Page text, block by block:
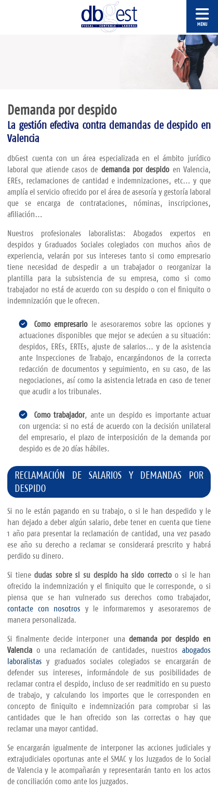
Demanda por despido
La gestión efectiva contra demandas de despido en
Valencia
dbGest cuenta con un área especializada en el ámbito jurídico
laboral que atiende casos de demanda por despido en Valencia,
EREs, reclamaciones de cantidad e indemnizaciones, etc... y que
amplía el servicio ofrecido por el área de asesoría y gestoría laboral
que se encarga de contrataciones, nóminas, inscripciones,
afiliación...
Nuestros profesionales laboralistas: Abogados expertos en
despidos y Graduados Sociales colegiados con muchos años de
experiencia, velarán por sus intereses tanto si como empresario
tiene necesidad de despedir a un trabajador o reorganizar la
plantilla para la subsistencia de su empresa, como si como
trabajador no está de acuerdo con su despido o con el finiquito o
indemnización que le ofrecen.
Como empresario le asesoraremos sobre las opciones y
actuaciones disponibles que mejor se adecúen a su situación:
despidos, EREs, ERTEs, ajuste de salarios... y de la asistencia
ante Inspecciones de Trabajo, encargándonos de la correcta
redacción de documentos y seguimiento, en su caso, de las
negociaciones, así como la asistencia letrada en caso de tener
que acudir a los tribunales.
Como trabajador, ante un despido es importante actuar
con urgencia: si no está de acuerdo con la decisión unilateral
del empresario, el plazo de interposición de la demanda por
despido es de 20 días hábiles.
RECLAMACIÓN DE SALARIOS Y DEMANDAS POR
DESPIDO
Si no le están pagando en su trabajo, o si le han despedido y le
han dejado a deber algún salario, debe tener en cuenta que tiene
1 año para presentar la reclamación de cantidad, una vez pasado
ese año su derecho a reclamar se considerará prescrito y habrá
perdido su dinero.
Si tiene dudas sobre si su despido ha sido correctoo si le han
ofrecido la indemnización y el finiquito que le corresponde, o si
piensa que se han vulnerado sus derechos como trabajador,
contacte con nosotros y le informaremos y asesoraremos de
manera personalizada.
Si finalmente decide interponer una demanda por despido en
Valencia o una reclamación de cantidades, nuestros abogados
laboralistas y graduados sociales colegiados se encargarán de
defender sus intereses, informándole de sus posibilidades de
reclamar contra el despido, incluso de ser readmitido en su puesto
de trabajo, y calculando los importes que le corresponden en
concepto de finiquito e indemnización para comprobar si las
cantidades que le han ofrecido son las correctas o hay que
reclamar una mayor cantidad.
Se encargarán igualmente de interponer las acciones judiciales y
extrajudiciales oportunas ante el SMAC y los Juzgados de lo Social
de Valencia y le acompañarán y representarán tanto en los actos
de conciliación como ante los juzgados.